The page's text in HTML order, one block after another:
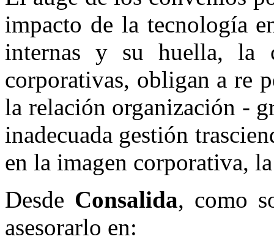
impacto de la tecnología
internas y su huella, la
corporativas, obligan a re
la relación organización -
inadecuada gestión
en la imagen corporativa,
Desde Consalida, como
asesorarlo en: